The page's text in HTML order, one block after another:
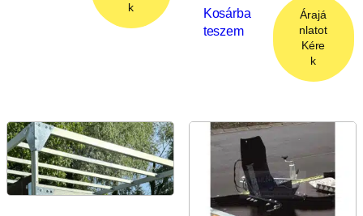
k
Kosárba
teszem
Árajá
nlatot
Kére
k